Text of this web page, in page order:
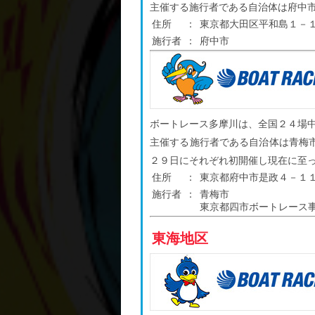
主催する施行者である自治体は府中
住所
：
東京都大田区平和島１－
施行者
： 府中市
ボートレース多摩川は、全国２４場
主催する施行者である自治体は青梅
２９日にそれぞれ初開催し現在に至
住所
：
東京都府中市是政４－１
施行者
：
青梅市
東京都四市ボートレース
東海地区